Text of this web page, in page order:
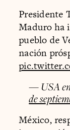
Presidente
Maduro ha
pueblo de
nación
— USA
de
México,